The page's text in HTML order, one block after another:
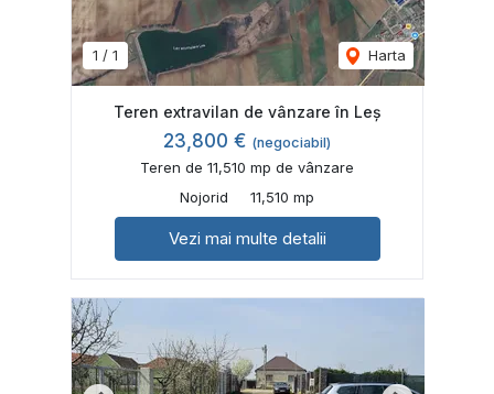
1 / 1 Harta
Teren extravilan de vânzare în Leș
23,800 € (negociabil)
Teren de 11,510 mp de vânzare
Nojorid
11,510 mp
Vezi mai multe detalii